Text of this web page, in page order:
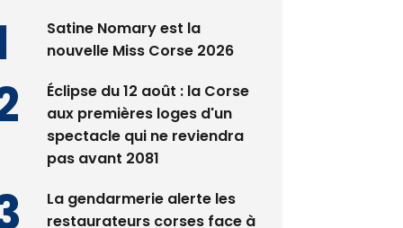
Satine Nomary est la
nouvelle Miss Corse 2026
Éclipse du 12 août : la Corse
aux premières loges d'un
spectacle qui ne reviendra
pas avant 2081
La gendarmerie alerte les
restaurateurs corses face à